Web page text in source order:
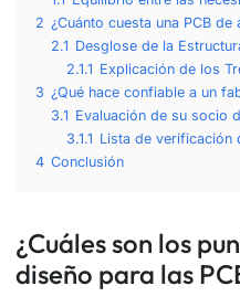
2 ¿Cuánto cuesta una PCB de
2.1 Desglose de la
2.1.1 Explicación de los
3 ¿Qué hace confiable a un
3.1 Evaluación de su socio
3.1.1 Lista de verificación
4 Conclusión
¿Cuáles son los
diseño para las